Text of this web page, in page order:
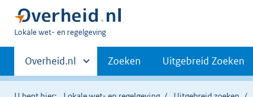
U
hier:
Lokale wet- en regelgeving
Primaire
navigatie
Andere
sites
binnen
Overheid.nl Zoeken Uitgebreid Zoeken